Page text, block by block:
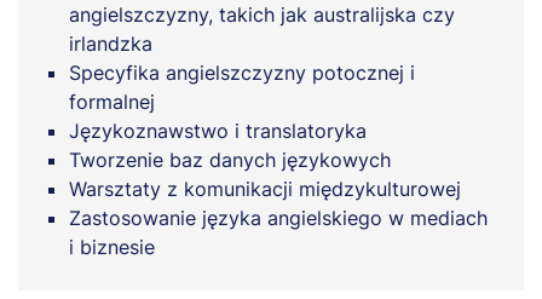
angielszczyzny, takich jak australijska czy
irlandzka
Specyfika angielszczyzny potocznej i
formalnej
Językoznawstwo i translatoryka
Tworzenie baz danych językowych
Warsztaty z komunikacji międzykulturowej
Zastosowanie języka angielskiego w mediach
i biznesie